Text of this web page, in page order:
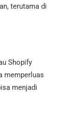
terutama di
Shopify
memperluas
menjadi